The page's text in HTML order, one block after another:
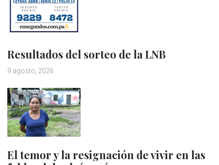
Resultados del sorteo de la LNB
9 agosto, 2026
El temor y la resignación de vivir en las